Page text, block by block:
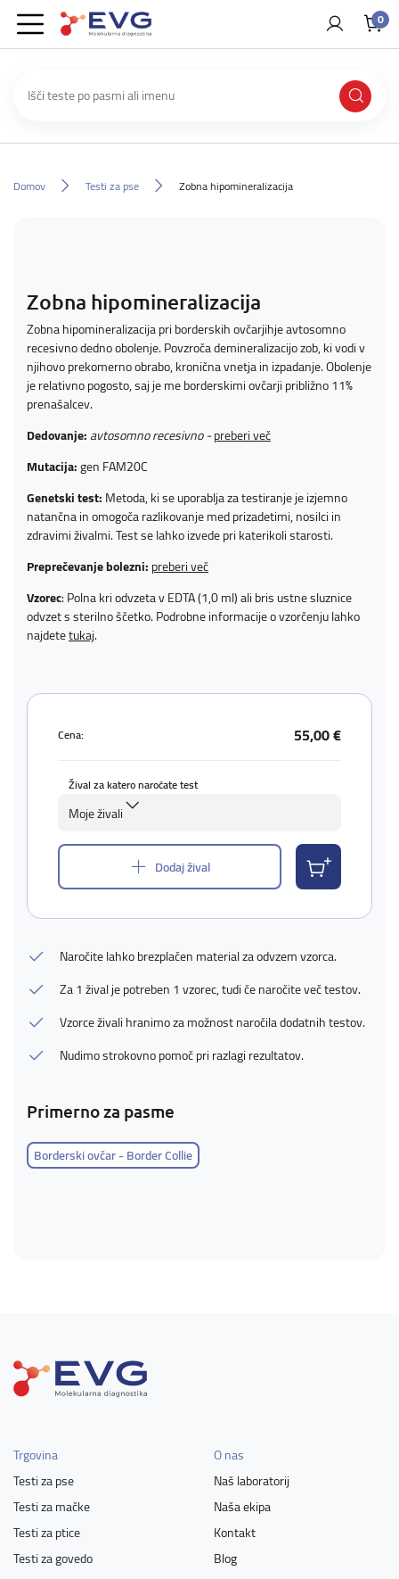
0
Domov Testi za pse Zobna hipomineralizacija
Zobna hipomineralizacija
Zobna hipomineralizacija pri borderskih ovčarjihje avtosomno
recesivno dedno obolenje. Povzroča demineralizacijo zob, ki vodi v
njihovo prekomerno obrabo, kronična vnetja in izpadanje. Obolenje
je relativno pogosto, saj je me borderskimi ovčarji približno 11%
prenašalcev.
Dedovanje:avtosomno recesivno -preberi več
Mutacija:gen FAM20C
Genetski test:Metoda, ki se uporablja za testiranje je izjemno
natančna in omogoča razlikovanje med prizadetimi, nosilci in
zdravimi živalmi. Test se lahko izvede pri katerikoli starosti.
Preprečevanje bolezni:preberi več
Vzorec: Polna kri odvzeta v EDTA (1,0 ml) ali bris ustne sluznice
odvzet s sterilno ščetko. Podrobne informacije o vzorčenju lahko
najdetetukaj.
Cena: 55,00 €
Žival za katero naročate test
Moje živali
Dodaj žival
Naročite lahko brezplačen material za odvzem vzorca.
Za 1 žival je potreben 1 vzorec, tudi če naročite več testov.
Vzorce živali hranimo za možnost naročila dodatnih testov.
Nudimo strokovno pomoč pri razlagi rezultatov.
Primerno za pasme
Borderski ovčar - Border Collie
Trgovina
Testi za pse
Testi za mačke
Testi za ptice
Testi za govedo
O nas
Naš laboratorij
Naša ekipa
Kontakt
Blog